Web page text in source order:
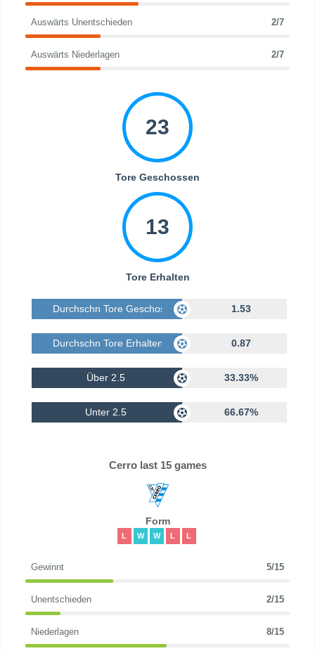
Auswärts Unentschieden 2/7
Auswärts Niederlagen 2/7
23
Tore Geschossen
13
Tore Erhalten
Durchschn Tore Geschossen 1.53
Durchschn Tore Erhalten 0.87
Über 2.5 33.33%
Unter 2.5 66.67%
Cerro last 15 games
Form
L W W L L
Gewinnt 5/15
Unentschieden 2/15
Niederlagen 8/15